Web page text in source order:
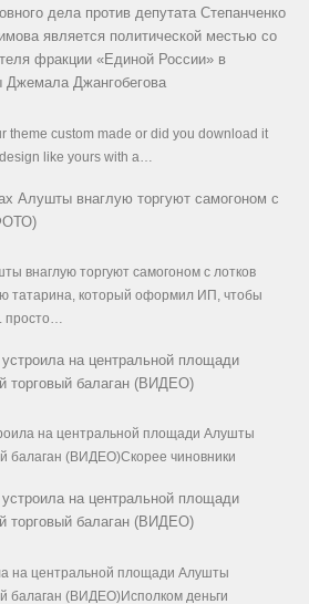
дела против депутата Степанченко
является политической местью со
фракции «Единой России» в
Джемала Джангобегова
theme custom made or did you download it
like yours with a…
Алушты внаглую торгуют самогоном с
внаглую торгуют самогоном с лотков
который оформил ИП, чтобы
просто…
на центральной площади
торговый балаган (ВИДЕО)
на центральной площади Алушты
балаган (ВИДЕО)Скорее чиновники
на центральной площади
торговый балаган (ВИДЕО)
на центральной площади Алушты
балаган (ВИДЕО)Исполком деньги